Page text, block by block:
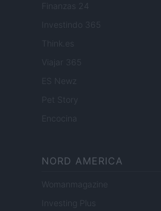
Finanzas 24
Investindo 365
Think.es
Viajar 365
ES Newz
Encocina
NORD AMERICA
Womanmagazine
Investing Plus